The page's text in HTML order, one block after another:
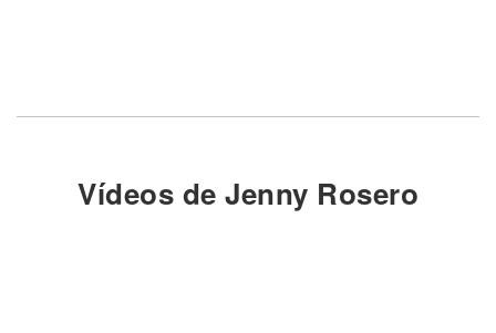
Vídeos de Jenny Rosero